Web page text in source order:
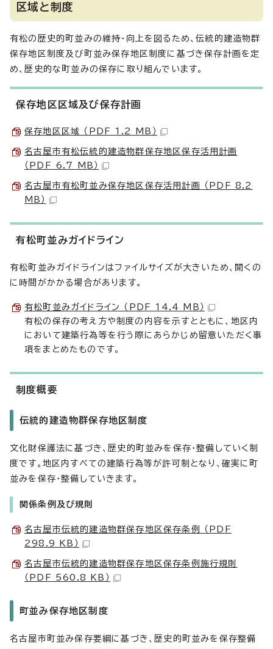
区域と制度
有松の歴史的町並みの維持・向上を図るため、伝統的建造物群
保存地区制度及び町並み保存地区制度に基づき保存計画を定
め、歴史的な町並みの保存に取り組んでいます。
保存地区区域及び保存計画
保存地区区域 （PDF 1.2 MB）
名古屋市有松伝統的建造物群保存地区保存活用計画
（PDF 6.7 MB）
名古屋市有松町並み保存地区保存活用計画 （PDF 8.2
MB）
有松町並みガイドライン
有松町並みガイドラインはファイルサイズが大きいため、開くの
に時間がかかる場合があります。
有松町並みガイドライン （PDF 14.4 MB）
有松の保存の考え方や制度の内容を示すとともに、地区内
において建築行為等を行う際にあらかじめ留意いただく事
項をまとめたものです。
制度概要
伝統的建造物群保存地区制度
文化財保護法に基づき、歴史的町並みを保存・整備していく制
度です。地区内すべての建築行為等が許可制となり、確実に町
並みを保存・整備していきます。
関係条例及び規則
名古屋市伝統的建造物群保存地区保存条例 （PDF
298.9 KB）
名古屋市伝統的建造物群保存地区保存条例施行規則
（PDF 560.8 KB）
町並み保存地区制度
名古屋市町並み保存要綱に基づき、歴史的町並みを保存整備